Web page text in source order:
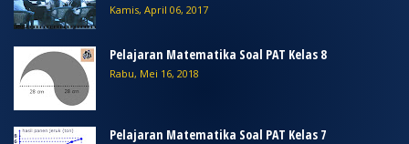
Kamis, April 06, 2017
Pelajaran Matematika Soal PAT Kelas 8
Rabu, Mei 16, 2018
Pelajaran Matematika Soal PAT Kelas 7